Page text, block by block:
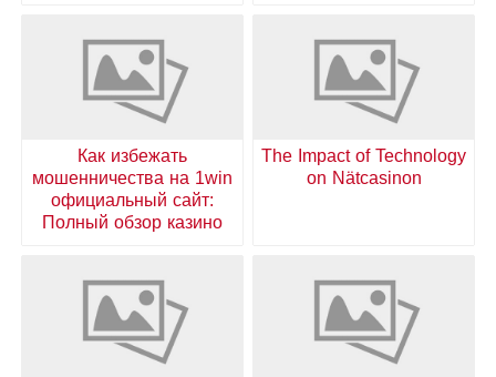
The Impact of Technology
on Nätcasinon
Как избежать
мошенничества на 1win
официальный сайт:
Полный обзор казино